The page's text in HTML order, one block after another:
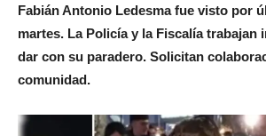
Fabián Antonio Ledesma fue visto por
martes. La Policía y la Fiscalía trabajan
dar con su paradero. Solicitan
comunidad.